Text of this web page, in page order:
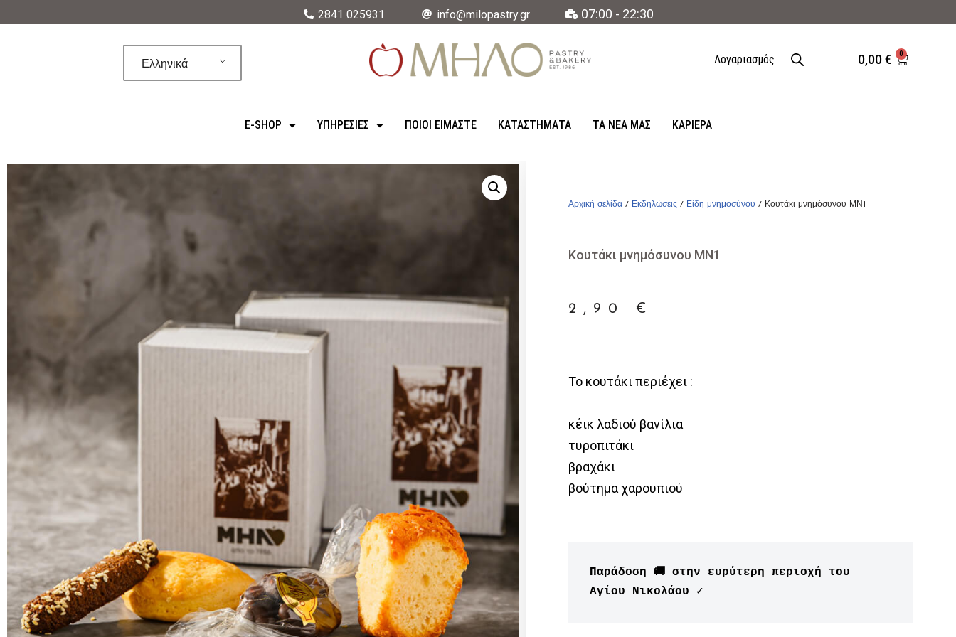
2841 025931 info@milopastry.gr 07:00 - 22:30
Ελληνικά Λογαριασμός 0,00€ 0
E-SHOP ΥΠΗΡΕΣΊΕΣ ΠΟΙΟΙ ΕΙΜΑΣΤΕ ΚΑΤΑΣΤΉΜΑΤΑ ΤΑ ΝΈΑ ΜΑΣ ΚΑΡΙΈΡΑ
Αρχική σελίδα / Εκδηλώσεις / Είδη μνημοσύνου / Κουτάκι μνημόσυνου ΜΝ1
Κουτάκι μνημόσυνου ΜΝ1
2,90 €
Το κουτάκι περιέχει :
κέικ λαδιού βανίλια
τυροπιτάκι
βραχάκι
βούτημα χαρουπιού
Παράδοση 🚚 στην ευρύτερη περιοχή του
Aγίου Νικολάου ✓